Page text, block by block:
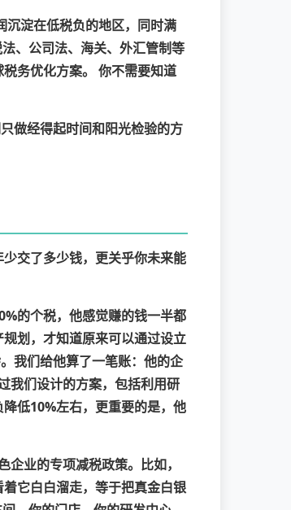
沉淀在低税负的地区，同时满
、公司法、海关、外汇管制等
务优化方案。 你不需要知道
做经得起时间和阳光检验的方
交了多少钱，更关乎你未来能
的个税，他感觉赚的钱一半都
划，才知道原来可以通过设立
我们给他算了一笔账：他的企
我们设计的方案，包括利用研
低10%左右，更重要的是，他
业的专项减税政策。比如，
它白白溜走，等于把真金白银